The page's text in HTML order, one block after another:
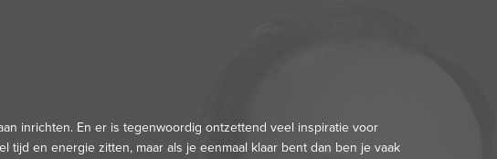
inrichten. En er is tegenwoordig ontzettend veel inspiratie voor
tijd en energie zitten, maar als je eenmaal klaar bent dan ben je vaak